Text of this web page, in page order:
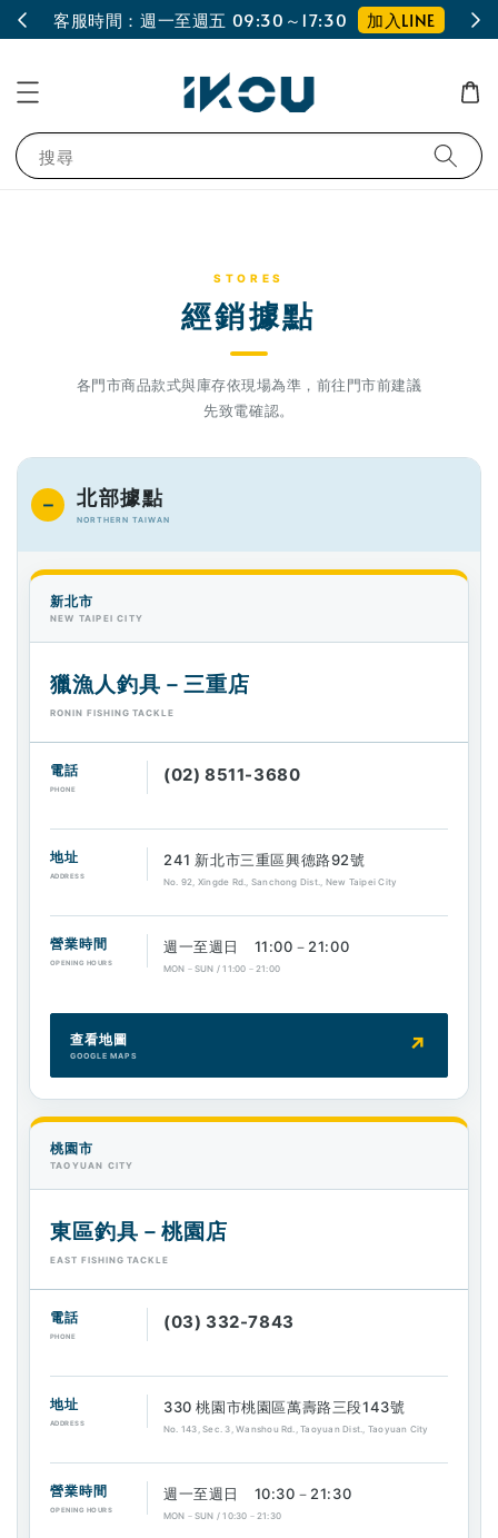
客服時間：週一至週五 09:30～17:30 加入LINE
搜尋
STORES
經銷據點
各門市商品款式與庫存依現場為準，前往門市前建議
先致電確認。
－ 北部據點
NORTHERN TAIWAN
新北市
NEW TAIPEI CITY
獵漁人釣具－三重店
RONIN FISHING TACKLE
電話
PHONE
(02) 8511-3680
地址
ADDRESS
241 新北市三重區興德路92號
No. 92, Xingde Rd., Sanchong Dist., New Taipei City
營業時間
OPENING HOURS
週一至週日 11:00－21:00
MON－SUN / 11:00－21:00
查看地圖
GOOGLE MAPS ↗
桃園市
TAOYUAN CITY
東區釣具－桃園店
EAST FISHING TACKLE
電話
PHONE
(03) 332-7843
地址
ADDRESS
330 桃園市桃園區萬壽路三段143號
No. 143, Sec. 3, Wanshou Rd., Taoyuan Dist., Taoyuan City
營業時間
OPENING HOURS
週一至週日 10:30－21:30
MON－SUN / 10:30－21:30